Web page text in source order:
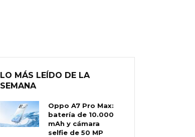
LO MÁS LEÍDO DE LA
SEMANA
Oppo A7 Pro Max:
batería de 10.000
mAh y cámara
selfie de 50 MP